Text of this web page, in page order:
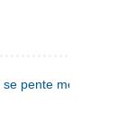
pente mere